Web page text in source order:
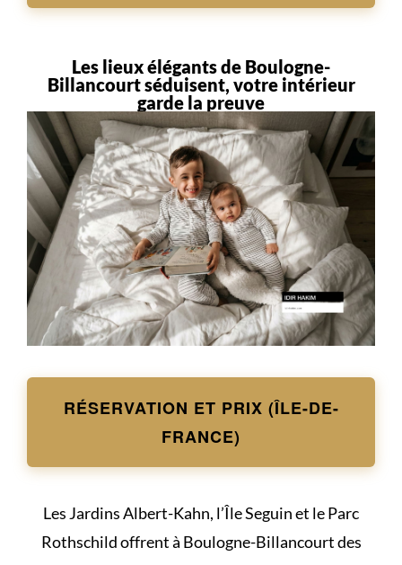
Les lieux élégants de Boulogne-
Billancourt séduisent, votre intérieur
garde la preuve
RÉSERVATION ET PRIX (ÎLE-DE-
FRANCE)
Les Jardins Albert-Kahn, l’Île Seguin et le Parc
Rothschild offrent à Boulogne-Billancourt des